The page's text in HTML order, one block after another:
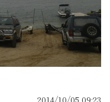
2014/10/05 09:23